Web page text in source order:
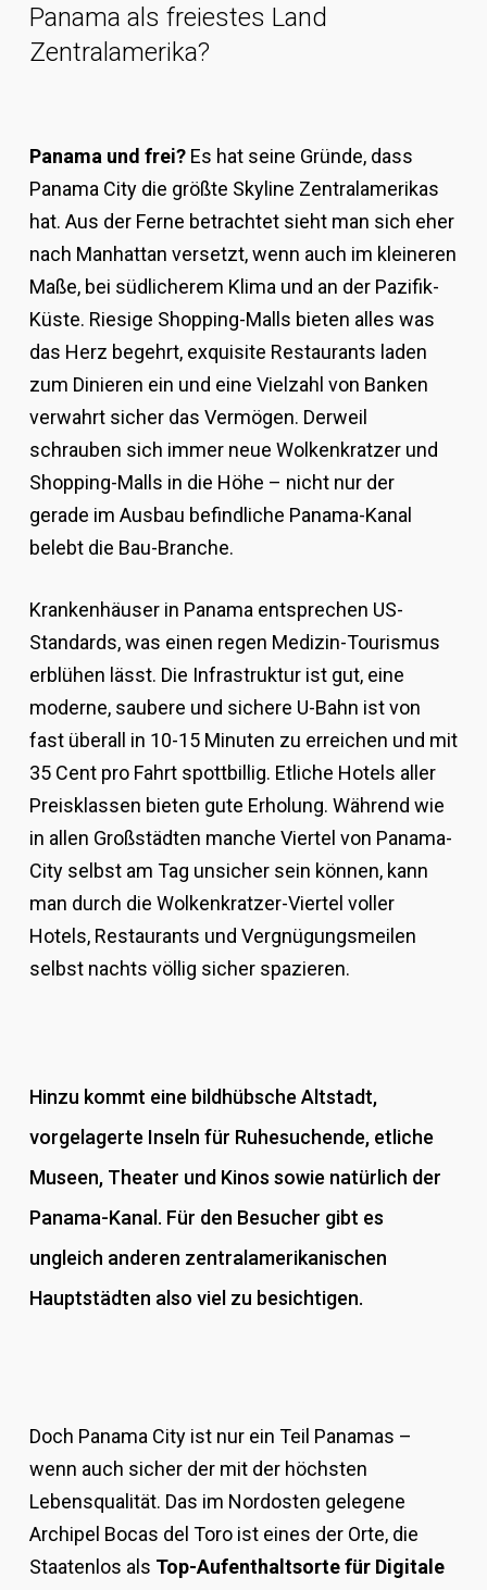
Panama als freiestes Land
Zentralamerika?
Panama und frei?Es hat seine Gründe, dass
Panama City die größte Skyline Zentralamerikas
hat. Aus der Ferne betrachtet sieht man sich eher
nach Manhattan versetzt, wenn auch im kleineren
Maße, bei südlicherem Klima und an der Pazifik-
Küste. Riesige Shopping-Malls bieten alles was
das Herz begehrt, exquisite Restaurants laden
zum Dinieren ein und eine Vielzahl von Banken
verwahrt sicher das Vermögen. Derweil
schrauben sich immer neue Wolkenkratzer und
Shopping-Malls in die Höhe – nicht nur der
gerade im Ausbau befindliche Panama-Kanal
belebt die Bau-Branche.
Krankenhäuser in Panama entsprechen US-
Standards, was einen regen Medizin-Tourismus
erblühen lässt. Die Infrastruktur ist gut, eine
moderne, saubere und sichere U-Bahn ist von
fast überall in 10-15 Minuten zu erreichen und mit
35 Cent pro Fahrt spottbillig. Etliche Hotels aller
Preisklassen bieten gute Erholung. Während wie
in allen Großstädten manche Viertel von Panama-
City selbst am Tag unsicher sein können, kann
man durch die Wolkenkratzer-Viertel voller
Hotels, Restaurants und Vergnügungsmeilen
selbst nachts völlig sicher spazieren.
Hinzu kommt eine bildhübsche Altstadt,
vorgelagerte Inseln für Ruhesuchende, etliche
Museen, Theater und Kinos sowie natürlich der
Panama-Kanal. Für den Besucher gibt es
ungleich anderen zentralamerikanischen
Hauptstädten also viel zu besichtigen.
Doch Panama City ist nur ein Teil Panamas –
wenn auch sicher der mit der höchsten
Lebensqualität. Das im Nordosten gelegene
Archipel Bocas del Toro ist eines der Orte, die
Staatenlos als Top-Aufenthaltsorte für Digitale